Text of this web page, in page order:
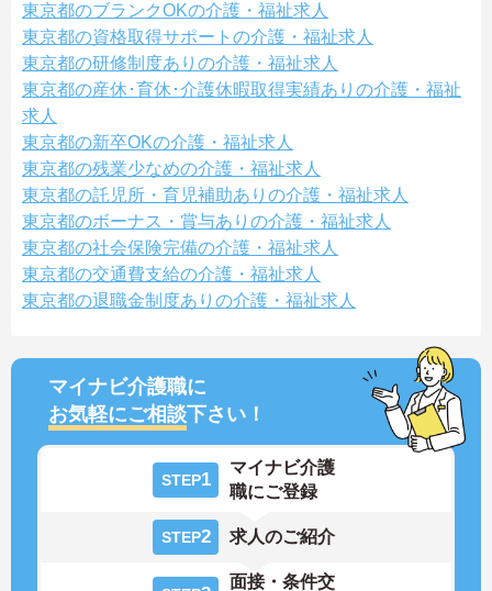
東京都のブランクOKの介護・福祉求人
東京都の資格取得サポートの介護・福祉求人
東京都の研修制度ありの介護・福祉求人
東京都の産休･育休･介護休暇取得実績ありの介護・福祉
求人
東京都の新卒OKの介護・福祉求人
東京都の残業少なめの介護・福祉求人
東京都の託児所・育児補助ありの介護・福祉求人
東京都のボーナス・賞与ありの介護・福祉求人
東京都の社会保険完備の介護・福祉求人
東京都の交通費支給の介護・福祉求人
東京都の退職金制度ありの介護・福祉求人
マイナビ介護職に
お気軽にご相談下さい！
STEP1
マイナビ介護
職にご登録
STEP2 求人のご紹介
面接・条件交